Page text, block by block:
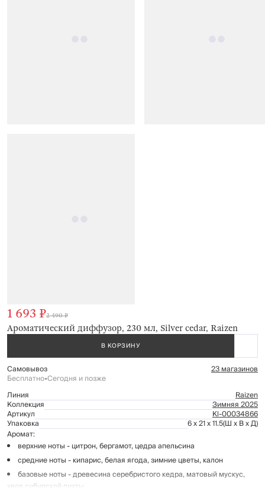
Ароматический диффузор, 230 мл, Silver cedar, Raizen
1 693 ₽2 490 ₽
В КОРЗИНУ
Самовывоз 23 магазинов
Бесплатно•Сегодня и позже
Линия
Raizen
Коллекция Зимняя 2025
Артикул Kl-00034866
Упаковка 6 x 21 x 11.5(Ш x В x Д)
Аромат:
верхние ноты - цитрон, бергамот, цедра апельсина
средние ноты - кипарис, белая ягода, зимние цветы, калон
базовые ноты - древесина серебристого кедра, матовый мускус,